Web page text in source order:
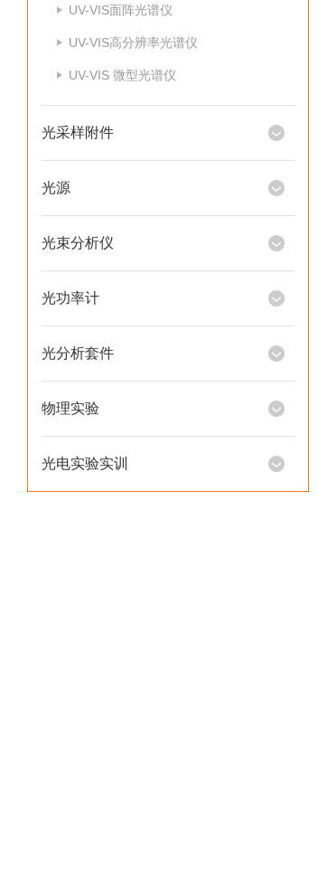
UV-VIS面阵光谱仪
UV-VIS高分辨率光谱仪
UV-VIS 微型光谱仪
光采样附件
光源
光束分析仪
光功率计
光分析套件
物理实验
光电实验实训